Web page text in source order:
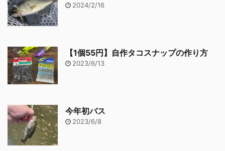
2024/2/16
【1個55円】自作タコスナップの作り方
2023/6/13
今年初バス
2023/6/8